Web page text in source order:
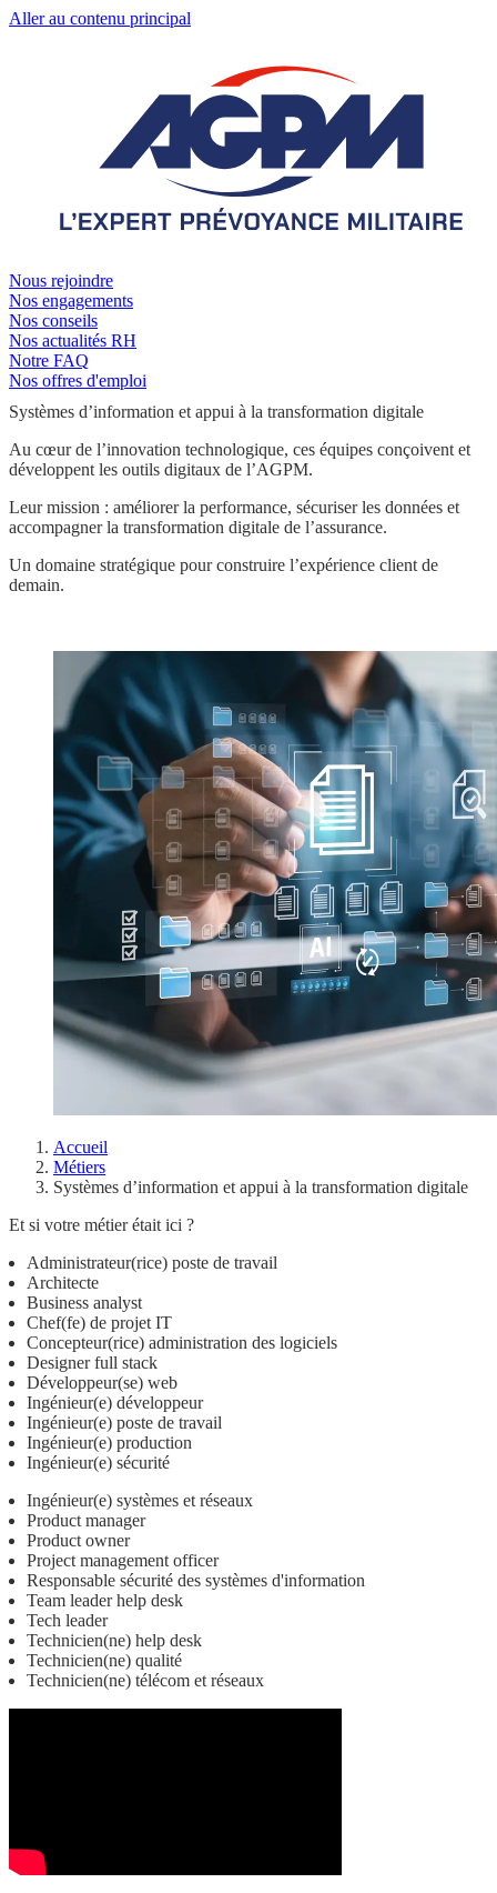
Aller au contenu principal
Nous rejoindre
Nos engagements
Nos conseils
Nos actualités RH
Notre FAQ
Nos offres d'emploi
Systèmes d’information et appui à la transformation digitale
Au cœur de l’innovation technologique, ces équipes conçoivent et
développent les outils digitaux de l’AGPM.
Leur mission : améliorer la performance, sécuriser les données et
accompagner la transformation digitale de l’assurance.
Un domaine stratégique pour construire l’expérience client de
demain.
Accueil
Métiers
Systèmes d’information et appui à la transformation digitale
Et si votre métier était ici ?
Administrateur(rice) poste de travail
Architecte
Business analyst
Chef(fe) de projet IT
Concepteur(rice) administration des logiciels
Designer full stack
Développeur(se) web
Ingénieur(e) développeur
Ingénieur(e) poste de travail
Ingénieur(e) production
Ingénieur(e) sécurité
Ingénieur(e) systèmes et réseaux
Product manager
Product owner
Project management officer
Responsable sécurité des systèmes d'information
Team leader help desk
Tech leader
Technicien(ne) help desk
Technicien(ne) qualité
Technicien(ne) télécom et réseaux